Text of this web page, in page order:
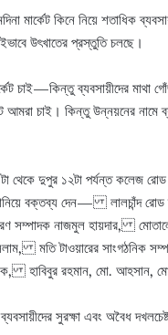
মার্কেট কিনে নিয়ে শতাধিক
উৎখাতের প্রস্তুতি চলছে।
চাই—কিন্তু ব্যবসায়ীদের
আমরা চাই। কিন্তু উন্নয়নের
থেকে দুপুর ১২টা পর্যন্ত কলেজ
বক্তব্য দেন— লালচাঁন্দ
সম্পাদক নাজমুল হায়দার,
মতি টাওয়ারের সাংগঠনিক
রহমান, মো. আহসান, মো.
সুরক্ষা এবং অবৈধ